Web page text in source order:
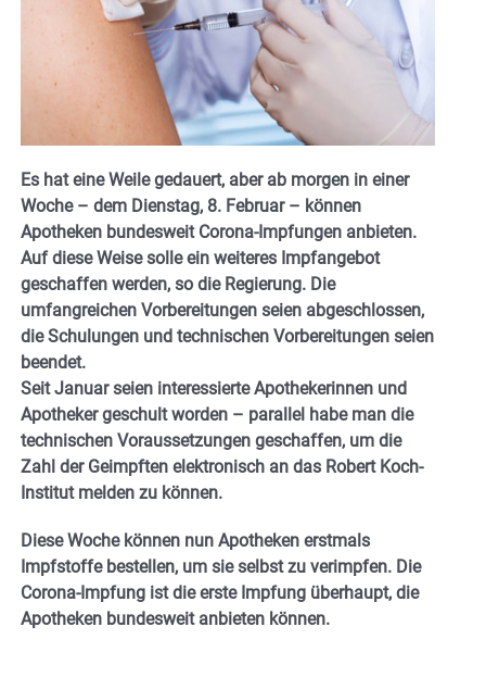
Es hat eine Weile gedauert, aber ab morgen in einer
Woche – dem Dienstag, 8. Februar – können
Apotheken bundesweit Corona-Impfungen anbieten.
Auf diese Weise solle ein weiteres Impfangebot
geschaffen werden, so die Regierung. Die
umfangreichen Vorbereitungen seien abgeschlossen,
die Schulungen und technischen Vorbereitungen seien
beendet.
Seit Januar seien interessierte Apothekerinnen und
Apotheker geschult worden – parallel habe man die
technischen Voraussetzungen geschaffen, um die
Zahl der Geimpften elektronisch an das Robert Koch-
Institut melden zu können.
Diese Woche können nun Apotheken erstmals
Impfstoffe bestellen, um sie selbst zu verimpfen. Die
Corona-Impfung ist die erste Impfung überhaupt, die
Apotheken bundesweit anbieten können.